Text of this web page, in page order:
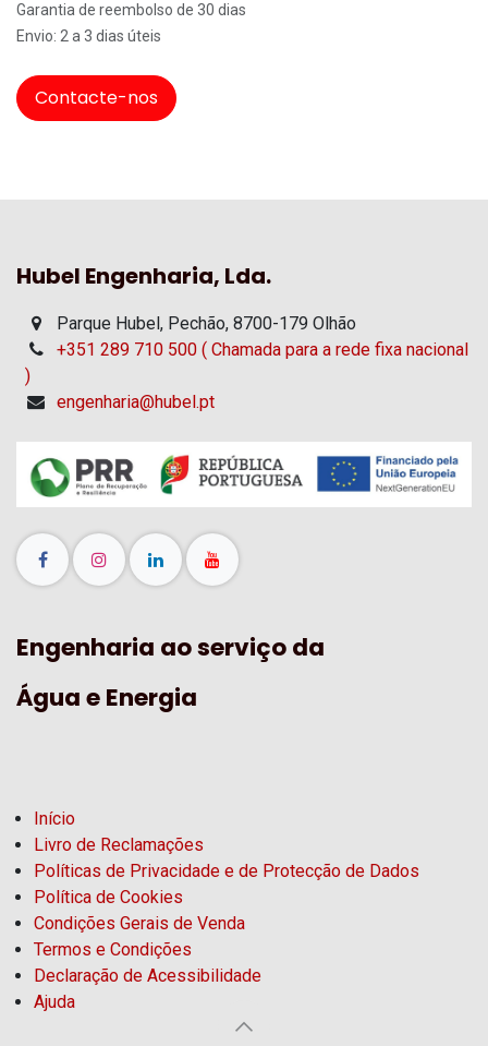
Garantia de reembolso de 30 dias
Envio: 2 a 3 dias úteis
Contacte-nos
Hubel Engenharia, Lda.
Parque Hubel, Pechão, 8700-179 Olhão
+351 289 710 500 ( Chamada para a rede fixa nacional
)
engenharia@hubel.pt
Engenharia ao serviço da
Água e Energia
Início
Livro de Reclamações
Políticas de Privacidade e de Protecção de Dados
Política de Cookies
Condições Gerais de Venda
Termos e Condições
Declaração de Acessibilidade
Ajuda